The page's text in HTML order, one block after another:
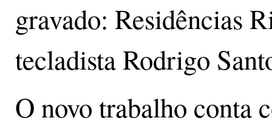
gravado: Residências
tecladista Rodrigo
O novo trabalho conta